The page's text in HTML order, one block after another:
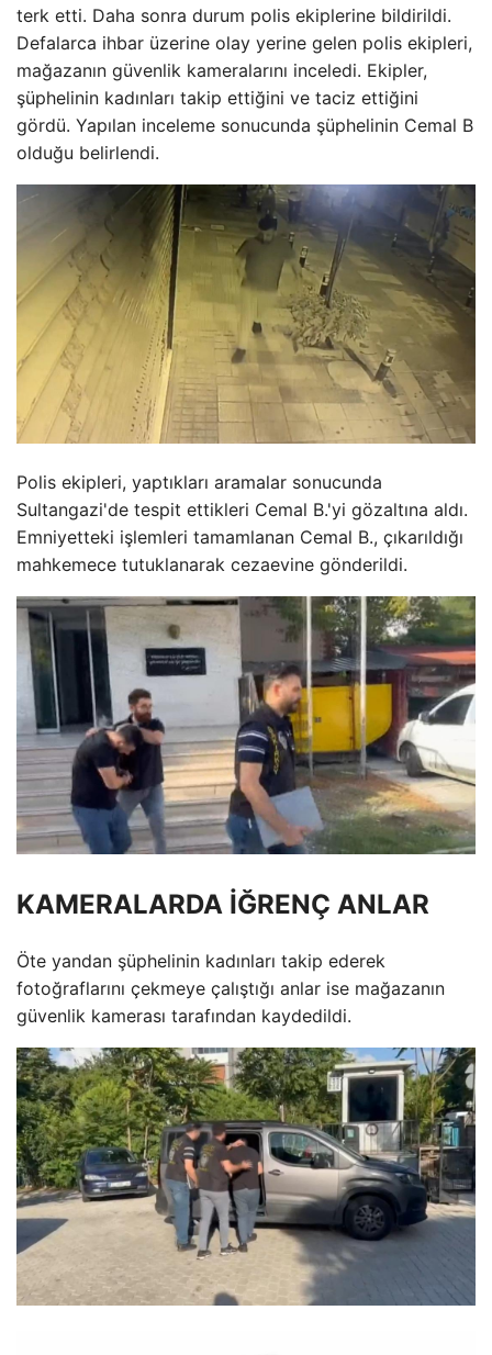
terk etti. Daha sonra durum polis ekiplerine bildirildi.
Defalarca ihbar üzerine olay yerine gelen polis ekipleri,
mağazanın güvenlik kameralarını inceledi. Ekipler,
şüphelinin kadınları takip ettiğini ve taciz ettiğini
gördü. Yapılan inceleme sonucunda şüphelinin Cemal B
olduğu belirlendi.
Polis ekipleri, yaptıkları aramalar sonucunda
Sultangazi'de tespit ettikleri Cemal B.'yi gözaltına aldı.
Emniyetteki işlemleri tamamlanan Cemal B., çıkarıldığı
mahkemece tutuklanarak cezaevine gönderildi.
KAMERALARDA İĞRENÇ ANLAR
Öte yandan şüphelinin kadınları takip ederek
fotoğraflarını çekmeye çalıştığı anlar ise mağazanın
güvenlik kamerası tarafından kaydedildi.